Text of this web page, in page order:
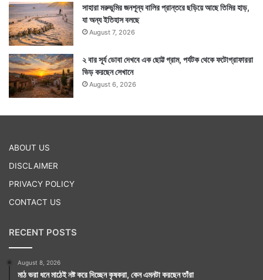
সাহারা মরুভূমির জনশূন্য বালির প্রান্তরে ছড়িয়ে আছে তিমির হাড়,
যা অন্য ইতিহাস বলছে
August 7, 2026
২ বার সূর্য ডোবা দেখবে এক ছোট্ট গ্রাম, পর্যটক থেকে ফটোগ্রাফাররা
ভিড় করছেন সেখানে
August 6, 2026
ABOUT US
DISCLAIMER
PRIVACY POLICY
CONTACT US
RECENT POSTS
August 8, 2026
মাঠ ভরা ধনে মাঠেই নষ্ট করে দিচ্ছেন কৃষকরা, কেন এমনটা করছেন তাঁরা